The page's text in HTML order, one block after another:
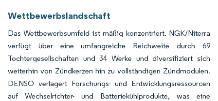
Wettbewerbslandschaft
Das Wettbewerbsumfeld ist mäßig konzentriert. NGK/Niterra
verfügt über eine umfangreiche Reichweite durch 69
Tochtergesellschaften und 34 Werke und diversifiziert sich
weiterhin von Zündkerzen hin zu vollständigen Zündmodulen.
DENSO verlagert Forschungs- und Entwicklungsressourcen
auf Wechselrichter- und Batteriekühlprodukte, was eine